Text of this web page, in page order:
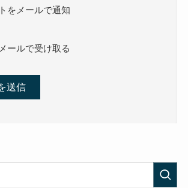
をメールで通知
ールで受け取る